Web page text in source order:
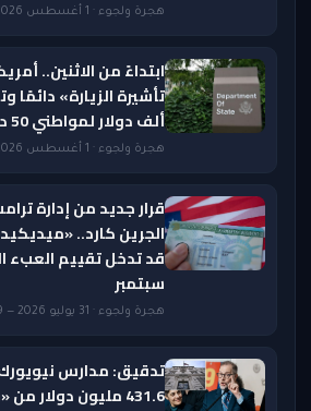
هجرة ولجوء · 1 أغسطس 2026 — 12:51 PM
ابتداءً من الاثنين..
ألف دولار لمواطني 50 دولة
هجرة ولجوء · 1 أغسطس 2026 — 9:23 AM
قرار جديد من إدارة
الجرين كارد..
سبتمبر
هجرة ولجوء · 31 يوليو 2026 — 8:19 AM
تدقيق: مدارس
431.6 مليون دولار من «ميديكيد